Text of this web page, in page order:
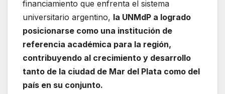
financiamiento que enfrenta el sistema
universitario argentino, la UNMdP a logrado
posicionarse como una institución de
referencia académica para la región,
contribuyendo al crecimiento y desarrollo
tanto de la ciudad de Mar del Plata como del
país en su conjunto.